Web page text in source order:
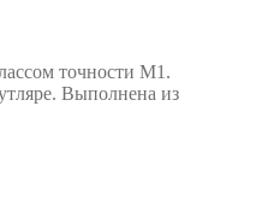
точности М1.
Выполнена из